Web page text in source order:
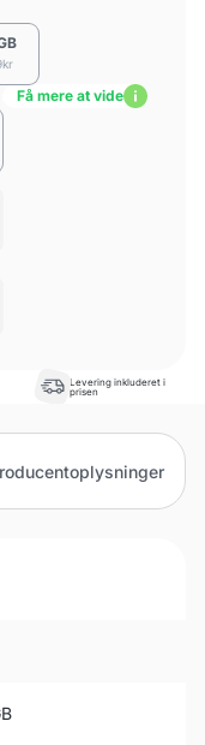
Få mere at vide
Levering inkluderet i
prisen